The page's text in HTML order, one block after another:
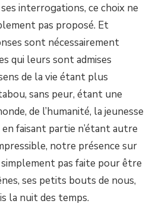
interrogations, ce choix ne
pas proposé. Et
sont nécessairement
qui leurs sont admises
de la vie étant plus
sans peur, étant une
de l’humanité, la jeunesse
en faisant partie n’étant autre
notre présence sur
pas faite pour être
ses petits bouts de nous,
la nuit des temps.